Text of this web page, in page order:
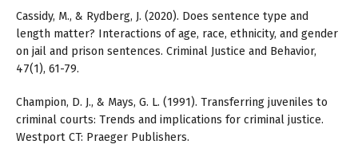
Cassidy, M., & Rydberg, J. (2020). Does sentence type and
length matter? Interactions of age, race, ethnicity, and gender
on jail and prison sentences. Criminal Justice and Behavior,
47(1), 61-79.
Champion, D. J., & Mays, G. L. (1991). Transferring juveniles to
criminal courts: Trends and implications for criminal justice.
Westport CT: Praeger Publishers.